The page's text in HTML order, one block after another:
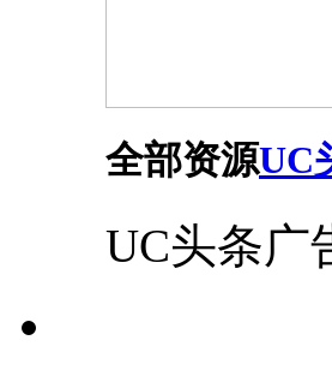
全部资源UC
UC头条广